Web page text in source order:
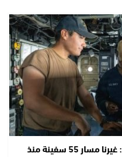
القيادة المركزية الأمريكية: غيرنا مسار 55 سفينة منذ